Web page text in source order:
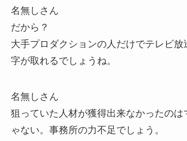
名無しさん
だから？
大手プロダクションの人だけでテレビ放
字が取れるでしょうね。
名無しさん
狙っていた人材が獲得出来なかったのは
ゃない。事務所の力不足でしょう。